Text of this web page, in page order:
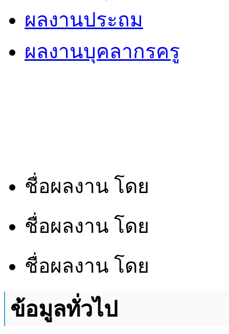
ผลงานประถม
ผลงานบุคลากรครู
ชื่อผลงาน โดย
ชื่อผลงาน โดย
ชื่อผลงาน โดย
ข้อมูลทั่วไป